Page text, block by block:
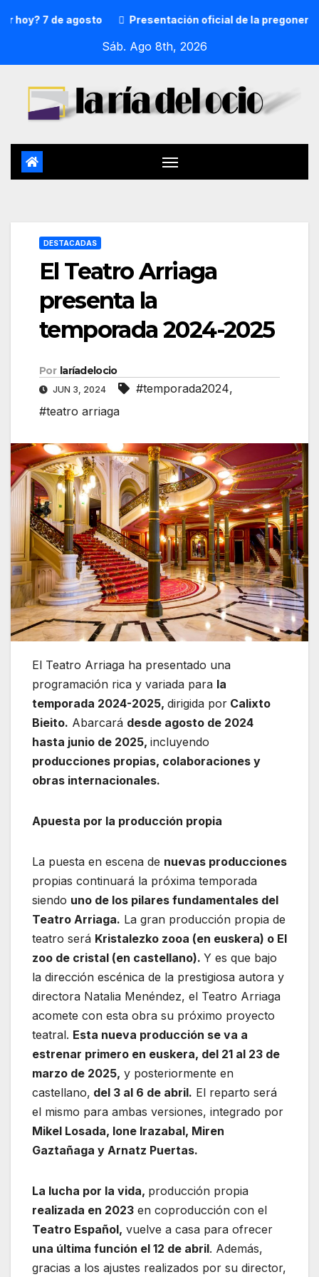
7 de agosto Presentación oficial de la pregonera y
Sáb. Ago 8th, 2026
DESTACADAS
El Teatro Arriaga
presenta la
temporada 2024-2025
Por laríadelocio
JUN 3, 2024 #temporada2024,
#teatro arriaga
El Teatro Arriaga ha presentado una
programación rica y variada para la
temporada 2024-2025, dirigida por Calixto
Bieito. Abarcará desde agosto de 2024
hasta junio de 2025, incluyendo
producciones propias, colaboraciones y
obras internacionales.
Apuesta por la producción propia
La puesta en escena de nuevas producciones
propias continuará la próxima temporada
siendo uno de los pilares fundamentales del
Teatro Arriaga. La gran producción propia de
teatro será Kristalezko zooa (en euskera) o El
zoo de cristal (en castellano). Y es que bajo
la dirección escénica de la prestigiosa autora y
directora Natalia Menéndez, el Teatro Arriaga
acomete con esta obra su próximo proyecto
teatral. Esta nueva producción se va a
estrenar primero en euskera, del 21 al 23 de
marzo de 2025, y posteriormente en
castellano, del 3 al 6 de abril. El reparto será
el mismo para ambas versiones, integrado por
Mikel Losada, Ione Irazabal, Miren
Gaztañaga y Arnatz Puertas.
La lucha por la vida, producción propia
realizada en 2023 en coproducción con el
Teatro Español, vuelve a casa para ofrecer
una última función el 12 de abril. Además,
gracias a los ajustes realizados por su director,